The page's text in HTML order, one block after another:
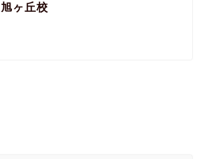
旭ヶ丘校